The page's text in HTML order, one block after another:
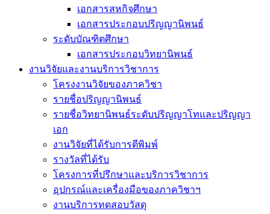
เอกสารสหกิจศึกษา
เอกสารประกอบปริญญานิพนธ์
ระดับบัณฑิตศึกษา
เอกสารประกอบวิทยานิพนธ์
งานวิจัยและงานบริการวิชาการ
โครงงานวิจัยของภาควิชา
รายชื่อปริญญานิพนธ์
รายชื่อวิทยานิพนธ์ระดับปริญญาโทและปริญญา
เอก
งานวิจัยที่ได้รับการตีพิมพ์
รางวัลที่ได้รับ
โครงการที่ปรึกษาและบริการวิชาการ
อุปกรณ์และเครื่องมือของภาควิชาฯ
งานบริการทดสอบวัสดุ